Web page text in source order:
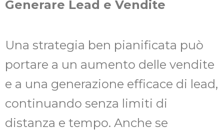
Generare Lead e Vendite
Una strategia ben pianificata può
portare a un aumento delle vendite
e a una generazione efficace di lead,
continuando senza limiti di
distanza e tempo. Anche se